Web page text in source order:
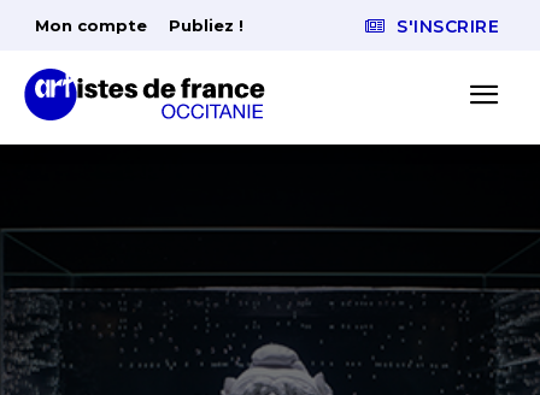
Mon compte Publiez ! S'INSCRIRE